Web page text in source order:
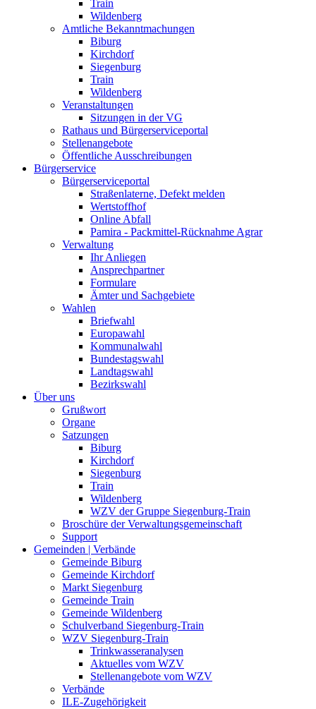
Train
Wildenberg
Amtliche Bekanntmachungen
Biburg
Kirchdorf
Siegenburg
Train
Wildenberg
Veranstaltungen
Sitzungen in der VG
Rathaus und Bürgerserviceportal
Stellenangebote
Öffentliche Ausschreibungen
Bürgerservice
Bürgerserviceportal
Straßenlaterne, Defekt melden
Wertstoffhof
Online Abfall
Pamira - Packmittel-Rücknahme Agrar
Verwaltung
Ihr Anliegen
Ansprechpartner
Formulare
Ämter und Sachgebiete
Wahlen
Briefwahl
Europawahl
Kommunalwahl
Bundestagswahl
Landtagswahl
Bezirkswahl
Über uns
Grußwort
Organe
Satzungen
Biburg
Kirchdorf
Siegenburg
Train
Wildenberg
WZV der Gruppe Siegenburg-Train
Broschüre der Verwaltungsgemeinschaft
Support
Gemeinden | Verbände
Gemeinde Biburg
Gemeinde Kirchdorf
Markt Siegenburg
Gemeinde Train
Gemeinde Wildenberg
Schulverband Siegenburg-Train
WZV Siegenburg-Train
Trinkwasseranalysen
Aktuelles vom WZV
Stellenangebote vom WZV
Verbände
ILE-Zugehörigkeit